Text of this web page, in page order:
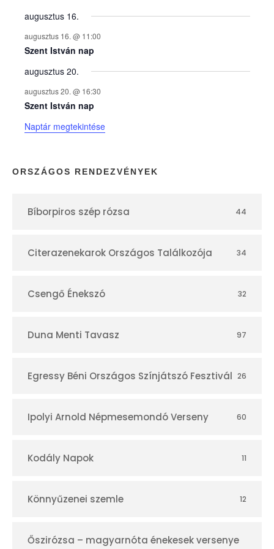
y
e
k
n
a
p
r
augusztus 16.
augusztus 16. @ 11:00
Szent István nap
augusztus 20.
augusztus 20. @ 16:30
Szent István nap
Naptár megtekintése
ORSZÁGOS RENDEZVÉNYEK
Bíborpiros szép rózsa 44
Citerazenekarok Országos Találkozója 34
Csengő Énekszó 32
Duna Menti Tavasz 97
Egressy Béni Országos Színjátszó Fesztivál 26
Ipolyi Arnold Népmesemondó Verseny 60
Kodály Napok 11
Könnyűzenei szemle 12
Őszirózsa – magyarnóta énekesek versenye